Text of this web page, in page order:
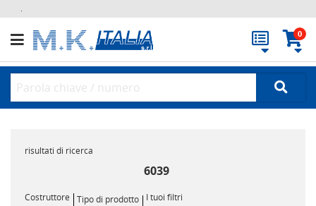
.
0
risultati di ricerca
6039
Costruttore Tipo di prodotto I tuoi filtri